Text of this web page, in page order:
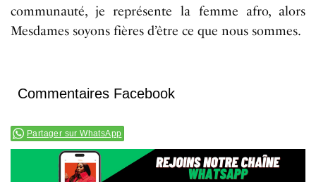
communauté, je représente la femme afro, alors
Mesdames soyons fières d’être ce que nous sommes.
Commentaires Facebook
Partager sur WhatsApp